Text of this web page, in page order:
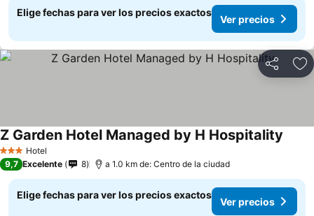
Elige fechas para ver los precios exactos
Ver precios
Compartir
3 Estrellas
Hotel
Z Garden Hotel Managed by H Hospitality
9,7 Excelente 8 a 1.0 km de: Centro de la ciudad
Elige fechas para ver los precios exactos
Ver precios